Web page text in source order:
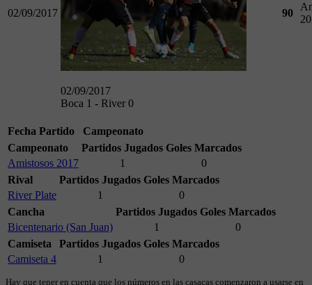
02/09/2017
02/09/2017
Boca 1 - River 0
90
Fecha Partido
Campeonato
Campeonato
Partidos Jugados Goles Marcados
Amistosos 2017
1
0
Rival
Partidos Jugados Goles Marcados
River Plate
1
0
Cancha
Partidos Jugados Goles Marcados
Bicentenario (San Juan)
1
0
Camiseta
Partidos Jugados Goles Marcados
Camiseta 4
1 0
Hay que tener en cuenta que los números en las casacas comenzaron a usarse en